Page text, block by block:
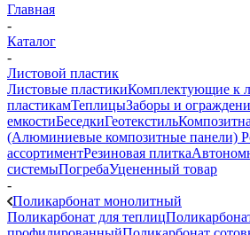
Главная
-
Каталог
-
Листовой пластик
Листовые пластикиКомплектующие к
пластикамТеплицыЗаборы и
емкостиБеседкиГеотекстиль
(Алюминиевые композитные панели)
ассортиментРезиновая плитка
системыПогребаУцененный товар
-
Поликарбонат монолитный
Поликарбонат для теплиц